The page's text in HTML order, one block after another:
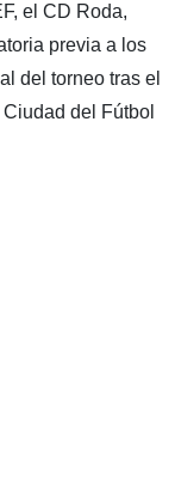
el CD Roda,
previa a los
del torneo tras el
del Fútbol